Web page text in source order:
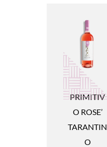
PRIMITIV
O ROSE’
TARANTIN
O